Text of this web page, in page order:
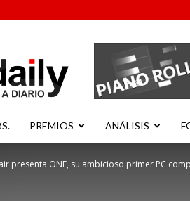
PREMIOS ANÁLISIS
presenta ONE, su ambicioso primer PC